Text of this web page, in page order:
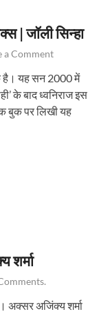
| जॉली सिन्हा
a Comment
है। यह सन 2000 में
के बाद ध्वनिराज इस
बुक पर लिखी यह
शर्मा
अक्सर अजिंक्य शर्मा